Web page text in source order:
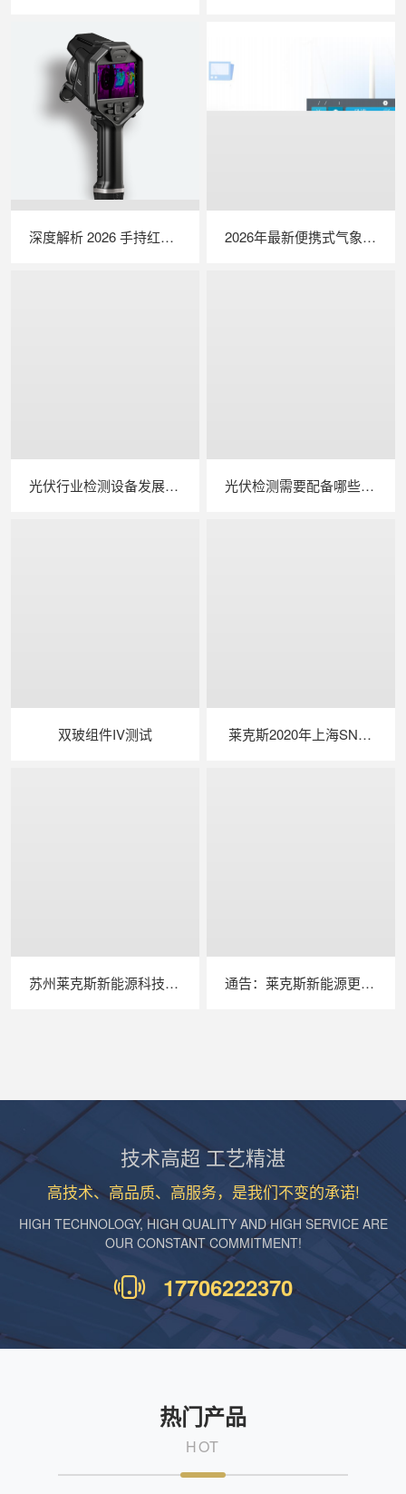
深度解析 2026 手持红外热成像仪实力排行｜光伏运维专用机型选购指南 2026年最新便携式气象站实力排行：行业TOP品牌深度测评
光伏行业检测设备发展近况：技术迭代赋能品质升级，智能融合拓展应用边界 光伏检测需要配备哪些设备？
双玻组件IV测试 莱克斯2020年上海SNEC国际光伏展邀请函
苏州莱克斯新能源科技有限公司正式复工-光伏检测类 通告：莱克斯新能源更名成立苏州莱科斯新能源科技有限公司
技术高超 工艺精湛
高技术、高品质、高服务，是我们不变的承诺!
HIGH TECHNOLOGY, HIGH QUALITY AND HIGH SERVICE ARE
OUR CONSTANT COMMITMENT!
17706222370
热门产品
HOT